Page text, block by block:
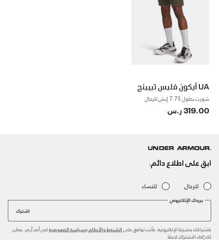
UA آيكون فليس تيبينج
شورت بطول 7.75 إنش للرجال
319.00 ر.س
ابق على اطلاع دائم.
للرجال للنساء
بريدك الإلكتروني
اشترك
باشتراكك بنشرتنا الإلكترونية، فأنت توافق على الشروط والأحكام وسياسة الخصوصية لدى أندر آرمر. يمكن
لك إلغاء الاشتراك لاحقًا.